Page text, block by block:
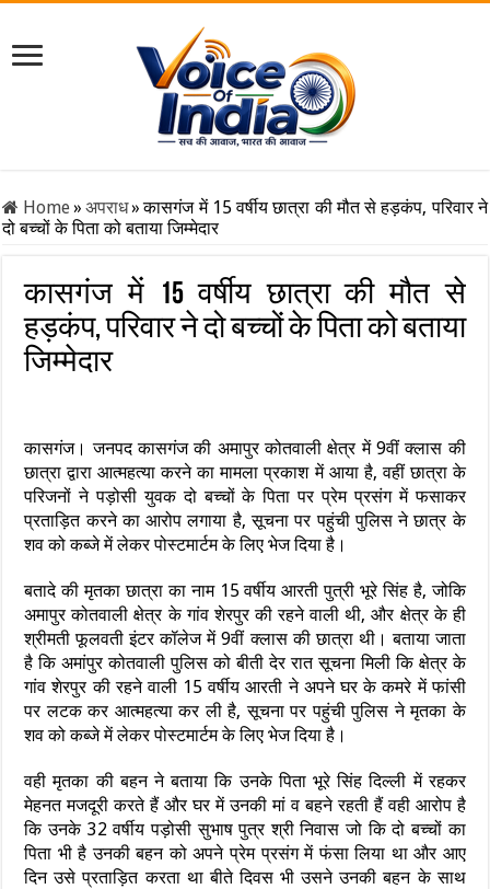
Home» अपराध» कासगंज में 15 वर्षीय छात्रा की मौत से हड़कंप, परिवार ने
दो बच्चों के पिता को बताया जिम्मेदार
कासगंज में 15 वर्षीय छात्रा की मौत से
हड़कंप, परिवार ने दो बच्चों के पिता को बताया
जिम्मेदार
कासगंज। जनपद कासगंज की अमापुर कोतवाली क्षेत्र में 9वीं क्लास की
छात्रा द्वारा आत्महत्या करने का मामला प्रकाश में आया है, वहीं छात्रा के
परिजनों ने पड़ोसी युवक दो बच्चों के पिता पर प्रेम प्रसंग में फसाकर
प्रताड़ित करने का आरोप लगाया है, सूचना पर पहुंची पुलिस ने छात्र के
शव को कब्जे में लेकर पोस्टमार्टम के लिए भेज दिया है।
बतादे की मृतका छात्रा का नाम 15 वर्षीय आरती पुत्री भूरे सिंह है, जोकि
अमापुर कोतवाली क्षेत्र के गांव शेरपुर की रहने वाली थी, और क्षेत्र के ही
श्रीमती फूलवती इंटर कॉलेज में 9वीं क्लास की छात्रा थी। बताया जाता
है कि अमांपुर कोतवाली पुलिस को बीती देर रात सूचना मिली कि क्षेत्र के
गांव शेरपुर की रहने वाली 15 वर्षीय आरती ने अपने घर के कमरे में फांसी
पर लटक कर आत्महत्या कर ली है, सूचना पर पहुंची पुलिस ने मृतका के
शव को कब्जे में लेकर पोस्टमार्टम के लिए भेज दिया है।
वही मृतका की बहन ने बताया कि उनके पिता भूरे सिंह दिल्ली में रहकर
मेहनत मजदूरी करते हैं और घर में उनकी मां व बहने रहती हैं वही आरोप है
कि उनके 32 वर्षीय पड़ोसी सुभाष पुत्र श्री निवास जो कि दो बच्चों का
पिता भी है उनकी बहन को अपने प्रेम प्रसंग में फंसा लिया था और आए
दिन उसे प्रताड़ित करता था बीते दिवस भी उसने उनकी बहन के साथ